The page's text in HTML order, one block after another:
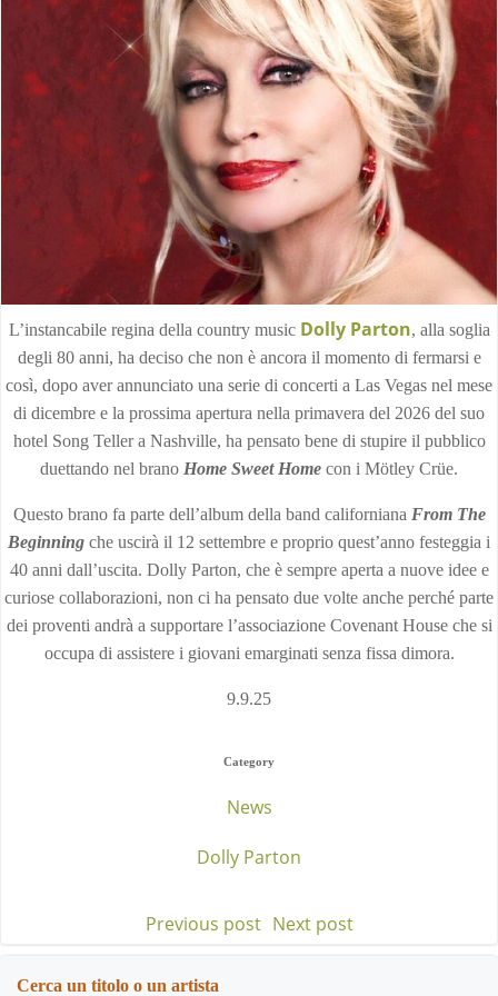
L’instancabile regina della country music Dolly Parton, alla soglia
degli 80 anni, ha deciso che non è ancora il momento di fermarsi e
così, dopo aver annunciato una serie di concerti a Las Vegas nel mese
di dicembre e la prossima apertura nella primavera del 2026 del suo
hotel Song Teller a Nashville, ha pensato bene di stupire il pubblico
duettando nel brano Home Sweet Home con i Mötley Crüe.
Questo brano fa parte dell’album della band californiana From The
Beginning che uscirà il 12 settembre e proprio quest’anno festeggia i
40 anni dall’uscita. Dolly Parton, che è sempre aperta a nuove idee e
curiose collaborazioni, non ci ha pensato due volte anche perché parte
dei proventi andrà a supportare l’associazione Covenant House che si
occupa di assistere i giovani emarginati senza fissa dimora.
9.9.25
Category
News
Dolly Parton
Post
navigation
Previous post Post
Next post
Cerca un titolo o un artista